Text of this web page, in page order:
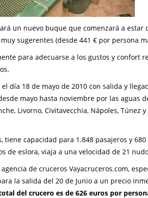
un nuevo buque que comenzará a
sugerentes (desde 441 € por persona
para adecuarse a los gustos y confort
día 18 de mayo de 2010 con salida y
mayo hasta noviembre por las aguas
Livorno, Civitavecchia, Nápoles, Túnez
tiene capacidad para 1.848 pasajeros y
de eslora, viaja a una velocidad de 21
de cruceros Vayacruceros.com,
la salida del 20 de Junio a un precio
del crucero es de 626 euros por